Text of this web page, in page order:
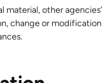
other agencies’
change or modification